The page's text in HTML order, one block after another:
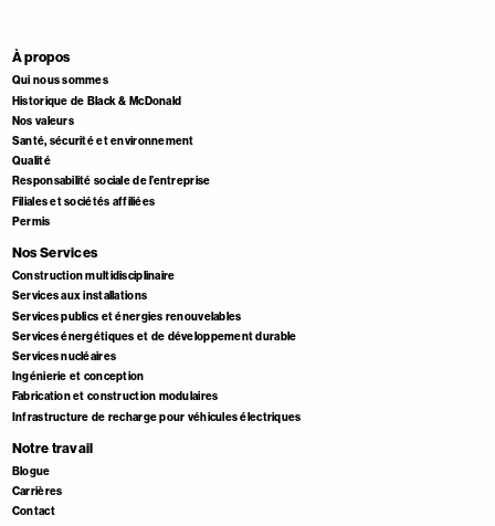
À propos
Qui nous sommes
Historique de Black & McDonald
Nos valeurs
Santé, sécurité et environnement
Qualité
Responsabilité sociale de l’entreprise
Filiales et sociétés affiliées
Permis
Nos Services
Construction multidisciplinaire
Services aux installations
Services publics et énergies renouvelables
Services énergétiques et de développement durable
Services nucléaires
Ingénierie et conception
Fabrication et construction modulaires
Infrastructure de recharge pour véhicules électriques
Notre travail
Blogue
Carrières
Contact